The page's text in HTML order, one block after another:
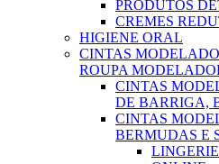
PRODUTOS
CREMES
HIGIENE ORAL
CINTAS
ROUPA
CINTAS
DE BARRIGA,
CINTAS
BERMUDAS E